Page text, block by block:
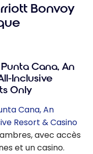
Bonvoy
Cana, An
Inclusive
Only
Cana, An
Resort & Casino
avec accès
et un casino.